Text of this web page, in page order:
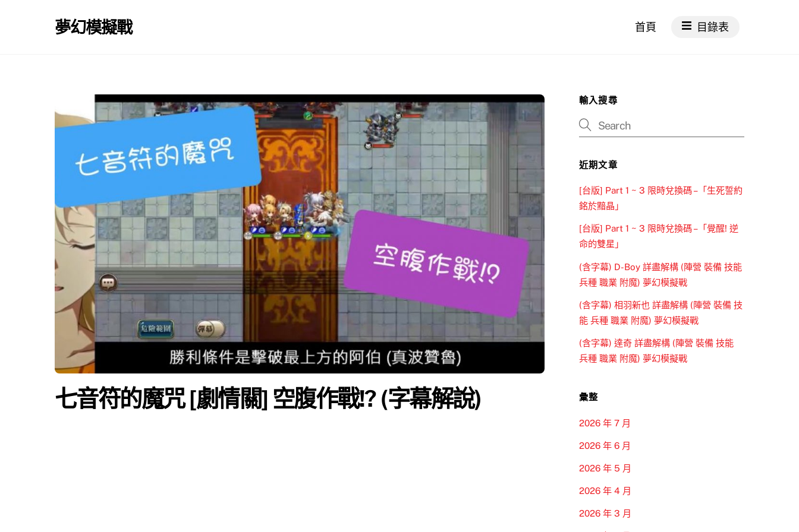
夢幻模擬戰 首頁 目錄表
七音符的魔咒 [劇情關] 空腹作戰!? (字幕解說)
輸入搜尋
近期文章
[台版] Part 1 ~ 3 限時兌換碼 –「生死誓約
銘於黯晶」
[台版] Part 1 ~ 3 限時兌換碼 –「覺醒! 逆
命的雙星」
(含字幕) D-Boy 詳盡解構 (陣營 裝備 技能
兵種 職業 附魔) 夢幻模擬戰
(含字幕) 相羽新也 詳盡解構 (陣營 裝備 技
能 兵種 職業 附魔) 夢幻模擬戰
(含字幕) 達奇 詳盡解構 (陣營 裝備 技能
兵種 職業 附魔) 夢幻模擬戰
彙整
2026 年 7 月
2026 年 6 月
2026 年 5 月
2026 年 4 月
2026 年 3 月